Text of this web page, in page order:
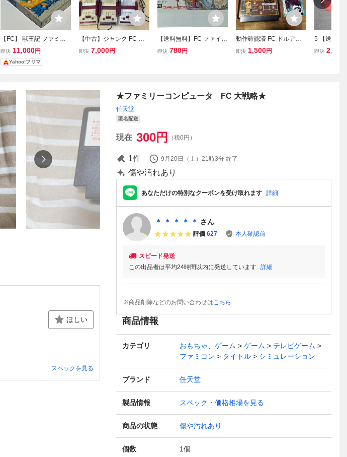
【FC】 獣王記 ファミリ
ーコンピュータ ソフト
ハガキ付属品 完品 良
品
即決 11,000円
Yahoo!フリマ
【中古】ジャンク FC フ
ァミコン本体 ファミリー
即決 7,000円
【送料無料】FC ファイナ
ルファンタジー2 FF2 SQ
即決 780円
動作確認済 FC ドルアー
ガの塔 箱 説明書 あり フ
即決 1,500円
5 【送料無
のみ ファ
即決 2,580
ほしい
スペックを見る
★ファミリーコンピュータ FC 大戦略★
任天堂
匿名配送
現在 300円 （税0円）
1件 9月20日（土）21時3分 終了
傷や汚れあり
あなただけの特別なクーポンを受け取れます 詳細
＊ ＊ ＊ ＊ ＊ さん
評価 627 本人確認前
スピード発送
この出品者は平均24時間以内に発送しています 詳細
※商品削除などのお問い合わせはこちら
商品情報
カテゴリ おもちゃ、ゲーム ゲーム
テレビゲーム
ファミコン
タイトル シミュレーション
ブランド 任天堂
製品情報 スペック・価格相場を見る
商品の状態 傷や汚れあり
個数 1個